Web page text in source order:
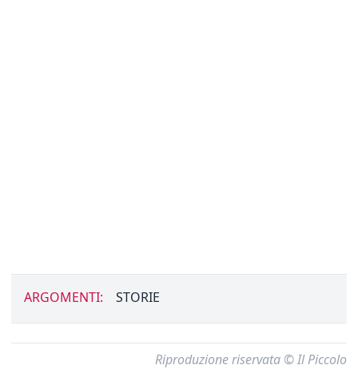
ARGOMENTI: STORIE
Riproduzione riservata © Il Piccolo